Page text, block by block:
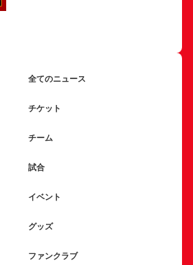
全てのニュース
チケット
チーム
試合
イベント
グッズ
ファンクラブ